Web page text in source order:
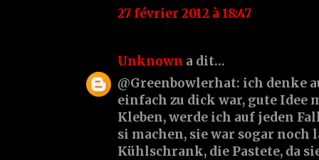
27 février 2012 à 18:47
Unknown a dit…
@Greenbowlerhat: ich denke
einfach zu dick war, gute Idee
Kleben, werde ich auf jeden
si machen, sie war sogar noch
Kühlschrank, die Pastete, da